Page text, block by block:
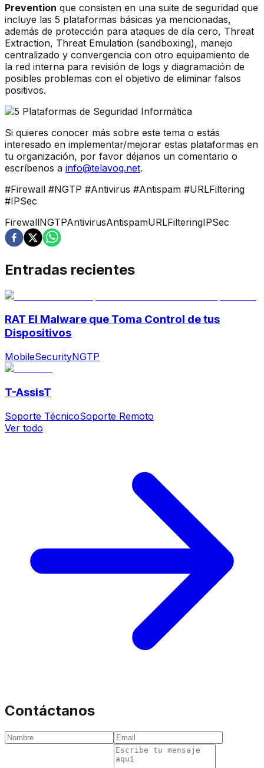
Prevention que consisten en una suite de seguridad que
incluye las 5 plataformas básicas ya mencionadas,
además de protección para ataques de día cero, Threat
Extraction, Threat Emulation (sandboxing), manejo
centralizado y convergencia con otro equipamiento de
la red interna para revisión de logs y diagramación de
posibles problemas con el objetivo de eliminar falsos
positivos.
Si quieres conocer más sobre este tema o estás
interesado en implementar/mejorar estas plataformas en
tu organización, por favor déjanos un comentario o
escríbenos a info@telavog.net.
#Firewall #NGTP #Antivirus #Antispam #URLFiltering
#IPSec
FirewallNGTPAntivirusAntispamURLFilteringIPSec
Entradas recientes
RAT El Malware que Toma Control de tus
Dispositivos
MobileSecurityNGTP
T-AssisT
Soporte TécnicoSoporte Remoto
Ver todo
Contáctanos